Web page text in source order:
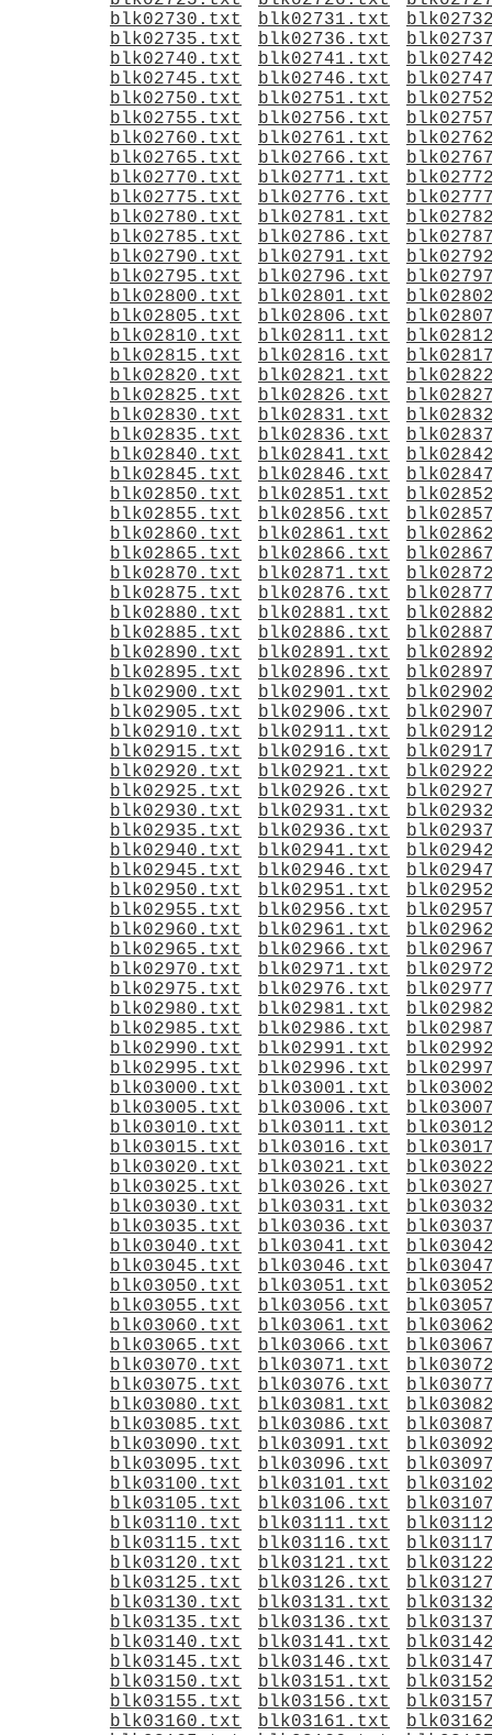
blk02730.txt
blk02731.txt
blk02735.txt
blk02736.txt
blk02740.txt
blk02741.txt
blk02745.txt
blk02746.txt
blk02750.txt
blk02751.txt
blk02755.txt
blk02756.txt
blk02760.txt
blk02761.txt
blk02765.txt
blk02766.txt
blk02770.txt
blk02771.txt
blk02775.txt
blk02776.txt
blk02780.txt
blk02781.txt
blk02785.txt
blk02786.txt
blk02790.txt
blk02791.txt
blk02795.txt
blk02796.txt
blk02800.txt
blk02801.txt
blk02805.txt
blk02806.txt
blk02810.txt
blk02811.txt
blk02815.txt
blk02816.txt
blk02820.txt
blk02821.txt
blk02825.txt
blk02826.txt
blk02830.txt
blk02831.txt
blk02835.txt
blk02836.txt
blk02840.txt
blk02841.txt
blk02845.txt
blk02846.txt
blk02850.txt
blk02851.txt
blk02855.txt
blk02856.txt
blk02860.txt
blk02861.txt
blk02865.txt
blk02866.txt
blk02870.txt
blk02871.txt
blk02875.txt
blk02876.txt
blk02880.txt
blk02881.txt
blk02885.txt
blk02886.txt
blk02890.txt
blk02891.txt
blk02895.txt
blk02896.txt
blk02900.txt
blk02901.txt
blk02905.txt
blk02906.txt
blk02910.txt
blk02911.txt
blk02915.txt
blk02916.txt
blk02920.txt
blk02921.txt
blk02925.txt
blk02926.txt
blk02930.txt
blk02931.txt
blk02935.txt
blk02936.txt
blk02940.txt
blk02941.txt
blk02945.txt
blk02946.txt
blk02950.txt
blk02951.txt
blk02955.txt
blk02956.txt
blk02960.txt
blk02961.txt
blk02965.txt
blk02966.txt
blk02970.txt
blk02971.txt
blk02975.txt
blk02976.txt
blk02980.txt
blk02981.txt
blk02985.txt
blk02986.txt
blk02990.txt
blk02991.txt
blk02995.txt
blk02996.txt
blk03000.txt
blk03001.txt
blk03005.txt
blk03006.txt
blk03010.txt
blk03011.txt
blk03015.txt
blk03016.txt
blk03020.txt
blk03021.txt
blk03025.txt
blk03026.txt
blk03030.txt
blk03031.txt
blk03035.txt
blk03036.txt
blk03040.txt
blk03041.txt
blk03045.txt
blk03046.txt
blk03050.txt
blk03051.txt
blk03055.txt
blk03056.txt
blk03060.txt
blk03061.txt
blk03065.txt
blk03066.txt
blk03070.txt
blk03071.txt
blk03075.txt
blk03076.txt
blk03080.txt
blk03081.txt
blk03085.txt
blk03086.txt
blk03090.txt
blk03091.txt
blk03095.txt
blk03096.txt
blk03100.txt
blk03101.txt
blk03105.txt
blk03106.txt
blk03110.txt
blk03111.txt
blk03115.txt
blk03116.txt
blk03120.txt
blk03121.txt
blk03125.txt
blk03126.txt
blk03130.txt
blk03131.txt
blk03135.txt
blk03136.txt
blk03140.txt
blk03141.txt
blk03145.txt
blk03146.txt
blk03150.txt
blk03151.txt
blk03155.txt
blk03156.txt
blk03160.txt
blk03161.txt